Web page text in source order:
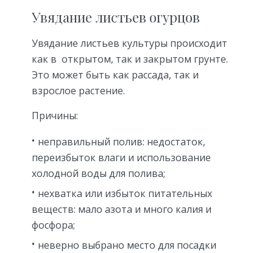
Увядание листьев огурцов
Увядание листьев культуры происходит
как в открытом, так и закрытом грунте.
Это может быть как рассада, так и
взрослое растение.
Причины:
неправильный полив: недостаток,
переизбыток влаги и использование
холодной воды для полива;
нехватка или избыток питательных
веществ: мало азота и много калия и
фосфора;
неверно выбрано место для посадки